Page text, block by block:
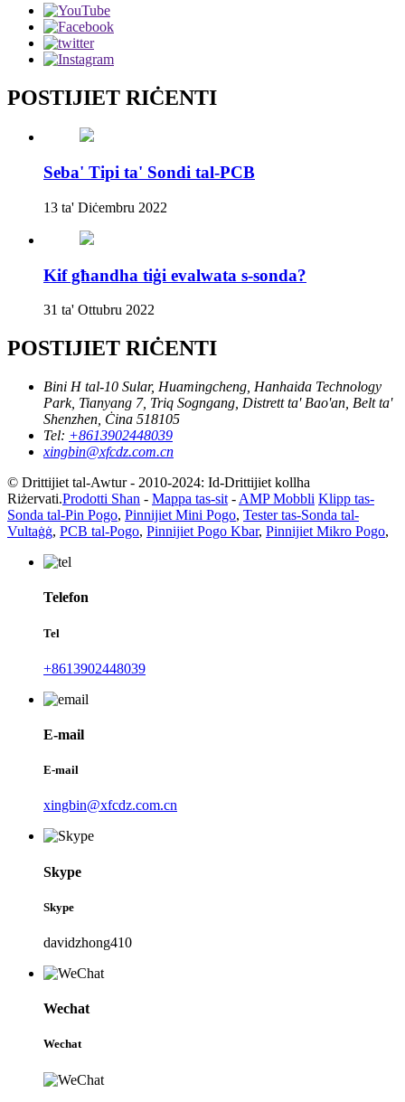
POSTIJIET RIĊENTI
Seba' Tipi ta' Sondi tal-PCB
13 ta' Diċembru 2022
Kif għandha tiġi evalwata s-sonda?
31 ta' Ottubru 2022
POSTIJIET RIĊENTI
Bini H tal-10 Sular, Huamingcheng, Hanhaida Technology
Park, Tianyang 7, Triq Sogngang, Distrett ta' Bao'an, Belt ta'
Shenzhen, Ċina 518105
Tel: +8613902448039
xingbin@xfcdz.com.cn
© Drittijiet tal-Awtur - 2010-2024: Id-Drittijiet kollha
Riżervati.Prodotti Sħan - Mappa tas-sit - AMP Mobbli Klipp tas-
Sonda tal-Pin Pogo, Pinnijiet Mini Pogo, Tester tas-Sonda tal-
Vultaġġ, PCB tal-Pogo, Pinnijiet Pogo Kbar, Pinnijiet Mikro Pogo,
Telefon
Tel
+8613902448039
E-mail
E-mail
xingbin@xfcdz.com.cn
Skype
Skype
davidzhong410
Wechat
Wechat